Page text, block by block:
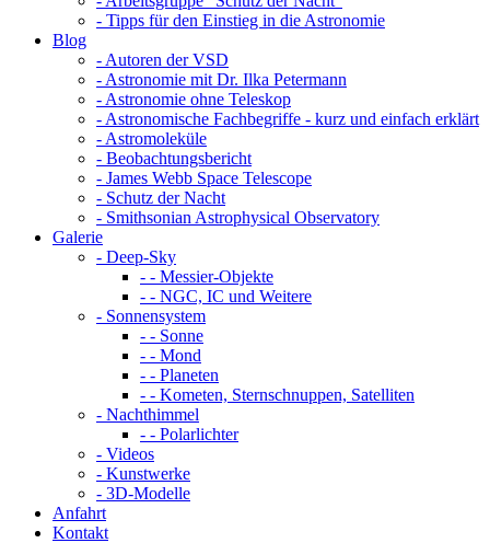
- Tipps für den Einstieg in die Astronomie
Blog
- Autoren der VSD
- Astronomie mit Dr. Ilka Petermann
- Astronomie ohne Teleskop
- Astronomische Fachbegriffe - kurz und einfach erklärt
- Astromoleküle
- Beobachtungsbericht
- James Webb Space Telescope
- Schutz der Nacht
- Smithsonian Astrophysical Observatory
Galerie
- Deep-Sky
- - Messier-Objekte
- - NGC, IC und Weitere
- Sonnensystem
- - Sonne
- - Mond
- - Planeten
- - Kometen, Sternschnuppen, Satelliten
- Nachthimmel
- - Polarlichter
- Videos
- Kunstwerke
- 3D-Modelle
Anfahrt
Kontakt